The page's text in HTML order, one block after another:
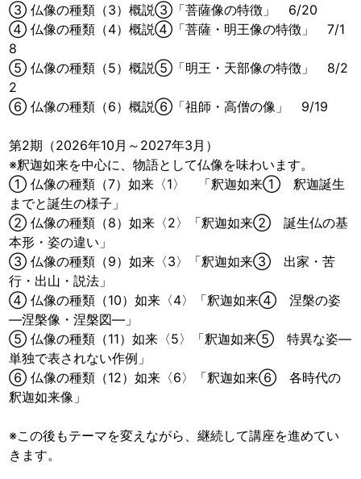
③ 仏像の種類（3）概説③「菩薩像の特徴」 6/20
④ 仏像の種類（4）概説④「菩薩・明王像の特徴」 7/1
8
⑤ 仏像の種類（5）概説⑤「明王・天部像の特徴」 8/2
2
⑥ 仏像の種類（6）概説⑥「祖師・高僧の像」 9/19
第2期（2026年10月～2027年3月）
※釈迦如来を中心に、物語として仏像を味わいます。
① 仏像の種類（7）如来〈1〉 「釈迦如来① 釈迦誕生
までと誕生の様子」
② 仏像の種類（8）如来〈2〉「釈迦如来② 誕生仏の基
本形・姿の違い」
③ 仏像の種類（9）如来〈3〉「釈迦如来③ 出家・苦
行・出山・説法」
④ 仏像の種類（10）如来〈4〉「釈迦如来④ 涅槃の姿
―涅槃像・涅槃図―」
⑤ 仏像の種類（11）如来〈5〉「釈迦如来⑤ 特異な姿―
単独で表されない作例」
⑥ 仏像の種類（12）如来〈6〉「釈迦如来⑥ 各時代の
釈迦如来像」
※この後もテーマを変えながら、継続して講座を進めてい
きます。